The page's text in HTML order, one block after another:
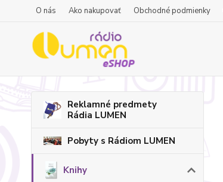
O nás Ako nakupovať Obchodné podmienky
Reklamné predmety
Rádia LUMEN
Pobyty s Rádiom LUMEN
Knihy